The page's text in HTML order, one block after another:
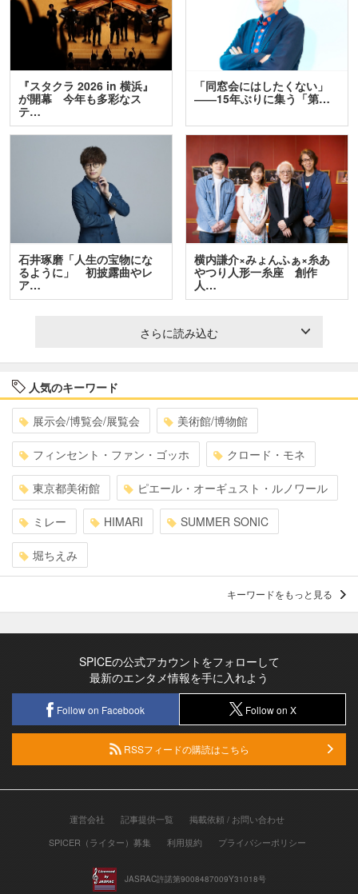
『スタクラ 2026 in 横浜』
が開幕 今年も多彩なス
テ…
「同窓会にはしたくない」
――15年ぶりに集う「第…
石井琢磨「人生の宝物にな
るように」 初披露曲やレ
ア…
横内謙介×みょんふぁ×糸あ
やつり人形一糸座 創作
人…
さらに読み込む
人気のキーワード
展示会/博覧会/展覧会 美術館/博物館
フィンセント・ファン・ゴッホ クロード・モネ
東京都美術館 ピエール・オーギュスト・ルノワール
ミレー HIMARI SUMMER SONIC
堀ちえみ
キーワードをもっと見る
SPICEの公式アカウントをフォローして
最新のエンタメ情報を手に入れよう
Follow on Facebook Follow on X
RSSフィードの購読はこちら
運営会社 記事提供一覧
掲載依頼 / お問い合わせ
SPICER（ライター）募集
利用規約 プライバシーポリシー
JASRAC許諾第9008487009Y31018号